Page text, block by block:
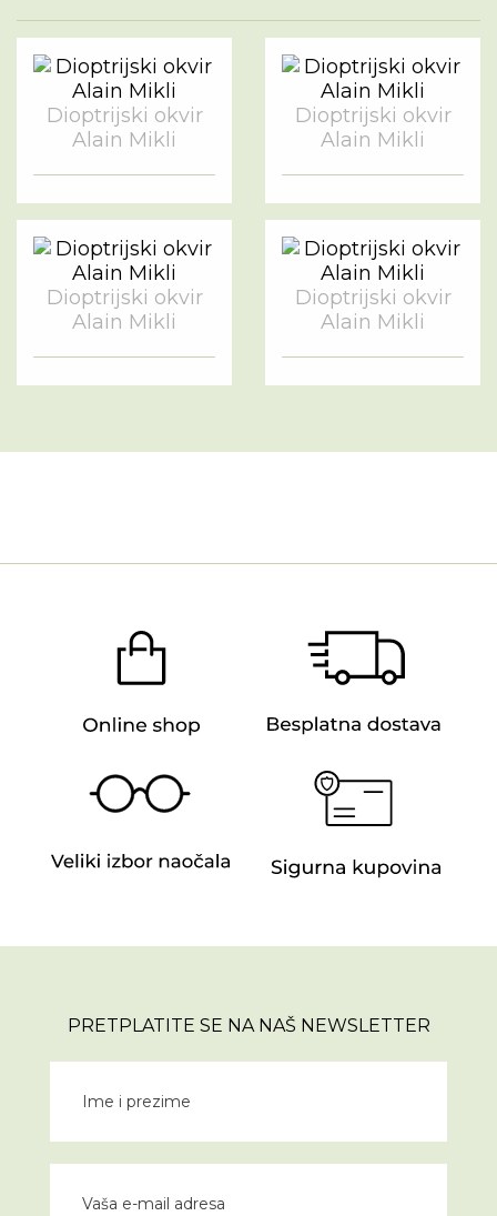
Dioptrijski okvir
Alain Mikli
Dioptrijski okvir
Alain Mikli
Dioptrijski okvir
Alain Mikli
Dioptrijski okvir
Alain Mikli
PRETPLATITE SE NA NAŠ NEWSLETTER